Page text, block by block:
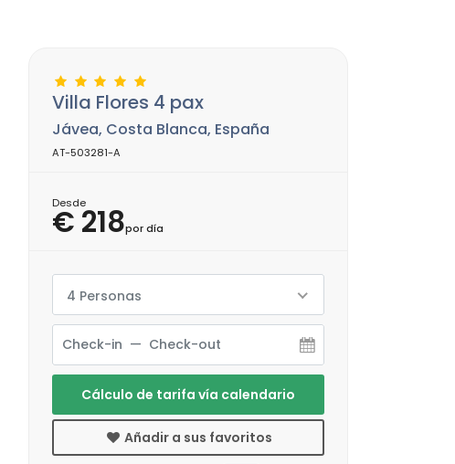
Villa Flores 4 pax
Jávea, Costa Blanca, España
AT-503281-A
Desde
€ 218por día
4 Personas
Cálculo de tarifa vía calendario
Añadir a sus favoritos